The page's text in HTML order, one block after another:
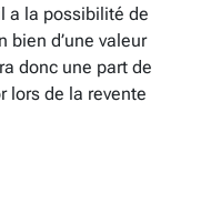
a la possibilité de
bien d’une valeur
donc une part de
lors de la revente